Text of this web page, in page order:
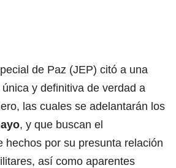
de Paz (JEP) citó a una
y definitiva de verdad a
, las cuales se adelantarán los
, y que buscan el
hechos por su presunta relación
así como aparentes